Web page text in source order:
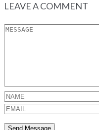
LEAVE A COMMENT